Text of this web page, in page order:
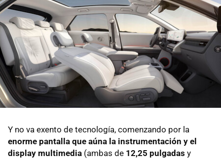
Y no va exento de tecnología, comenzando por la
enorme pantalla que aúna la instrumentación y el
display multimedia (ambas de 12,25 pulgadas y